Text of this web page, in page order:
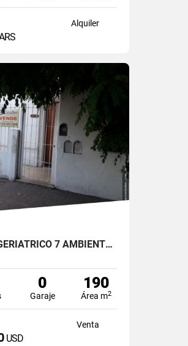
Alquiler
VENTA HOSTAL O GERIATRICO 7 AMBIENTES MAS VIVIENDA PRINCIPAL 225 M2
0
Garaje
190
Área m2
Venta
USD